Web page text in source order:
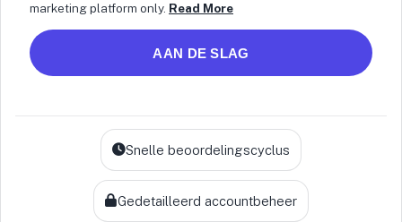
t
marketing platform only. Read More
AAN DE SLAG
Snelle beoordelingscyclus
Gedetailleerd accountbeheer